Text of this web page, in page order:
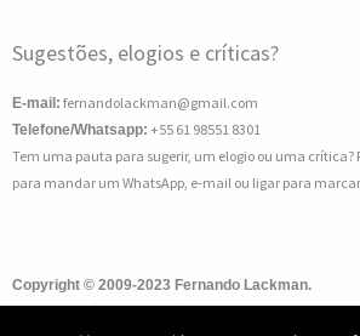
Sugestões, elogios e críticas?
E-mail: fernandolackman@gmail.com
Telefone/Whatsapp: +55 61 98551 8301
Tem uma pauta para sugerir, um elogio ou uma crítica?
para mandar um WhatsApp, e-mail ou ligar para
Copyright © 2009-2023 Fernando Lackman.
Todo o conteúdo deste site é de uso exclusivo da